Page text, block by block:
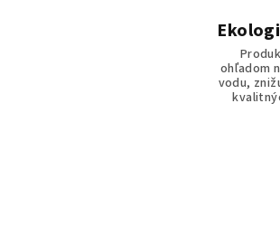
ohľadom
vodu,